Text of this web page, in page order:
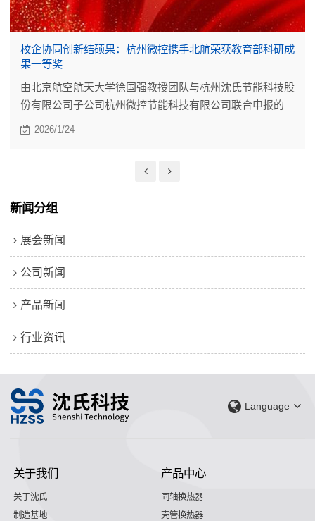
校企协同创新结硕果：杭州微控携手北航荣获教育部科研成
果一等奖
由北京航空航天大学徐国强教授团队与杭州沈氏节能科技股
份有限公司子公司杭州微控节能科技有限公司联合申报的
“先进空天动力高效换热技术及应用”，荣获工程技术研究成
2026/1/24
新闻分组
展会新闻
公司新闻
产品新闻
行业资讯
Language
关于我们
关于沈氏
制造基地
产品中心
同轴换热器
壳管换热器